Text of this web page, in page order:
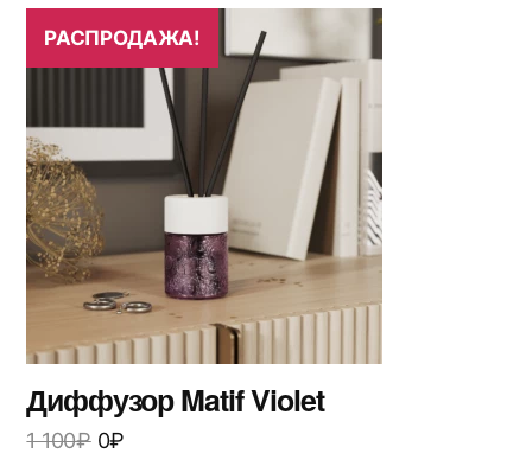
РАСПРОДАЖА!
Диффузор Matif Violet
1 100₽ 0₽